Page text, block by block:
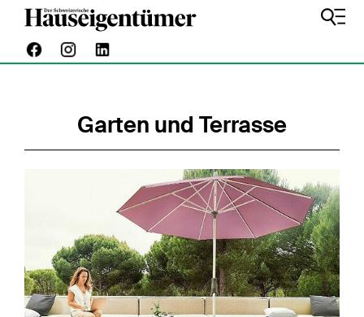
Garten und Terrasse